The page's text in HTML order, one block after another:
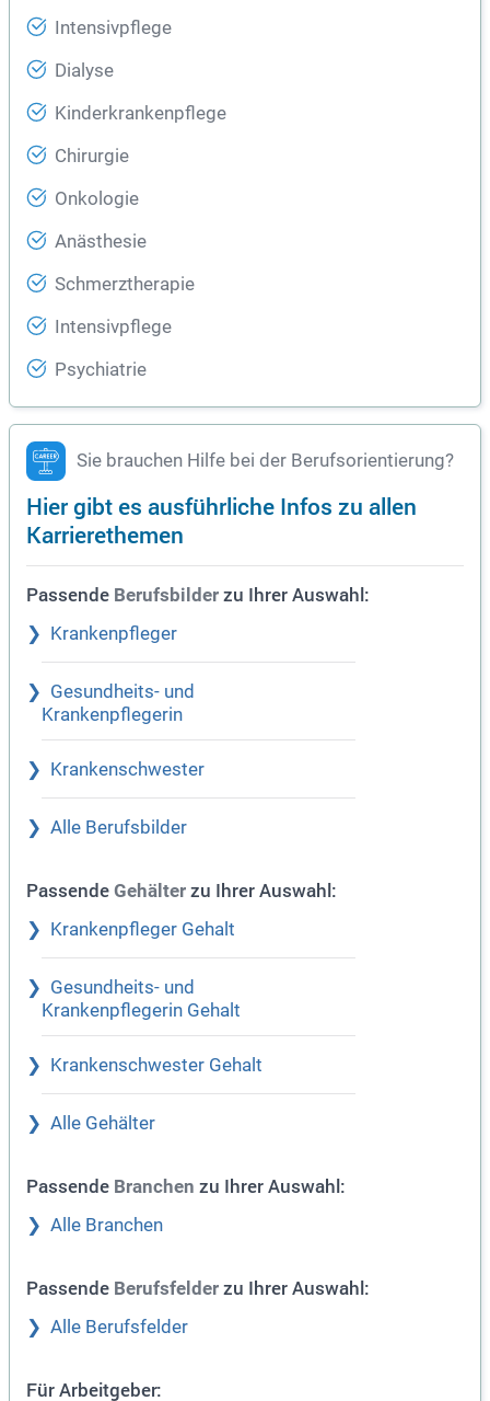
Intensivpflege
Dialyse
Kinderkrankenpflege
Chirurgie
Onkologie
Anästhesie
Schmerztherapie
Intensivpflege
Psychiatrie
Sie brauchen Hilfe bei der Berufsorientierung?
Hier gibt es ausführliche Infos zu allen
Karrierethemen
Passende Berufsbilder zu Ihrer Auswahl:
Krankenpfleger
Gesundheits- und
Krankenpflegerin
Krankenschwester
Alle Berufsbilder
Passende Gehälter zu Ihrer Auswahl:
Krankenpfleger Gehalt
Gesundheits- und
Krankenpflegerin Gehalt
Krankenschwester Gehalt
Alle Gehälter
Passende Branchen zu Ihrer Auswahl:
Alle Branchen
Passende Berufsfelder zu Ihrer Auswahl:
Alle Berufsfelder
Für Arbeitgeber: